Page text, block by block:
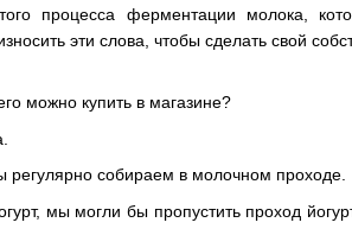
процесса ферментации молока,
эти слова, чтобы сделать свой
можно купить в магазине?
регулярно собираем в молочном проходе.
мы могли бы пропустить проход